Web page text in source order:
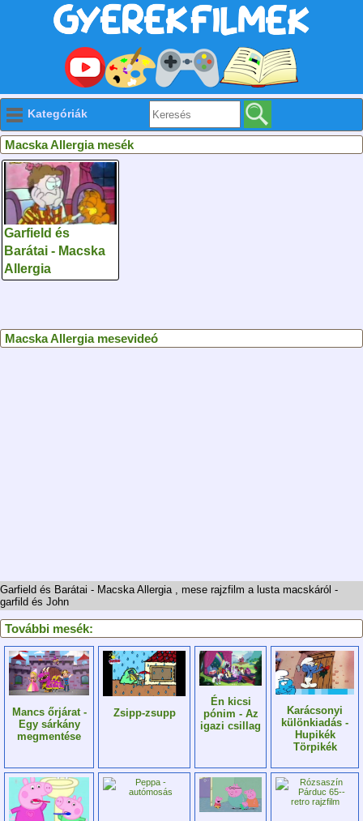
Kategóriák
Macska Allergia mesék
Garfield és
Barátai - Macska
Allergia
Macska Allergia mesevideó
Garfield és Barátai - Macska Allergia , mese rajzfilm a lusta macskáról -
garfild és John
További mesék:
Mancs őrjárat -
Egy sárkány
megmentése
Zsipp-zsupp
Én kicsi
pónim - Az
igazi csillag
Karácsonyi
különkiadás -
Hupikék
Törpikék